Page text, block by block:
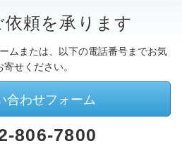
頼を承ります
ムまたは、以下の電話番号までお気
寄せください。
合わせフォーム
806-7800